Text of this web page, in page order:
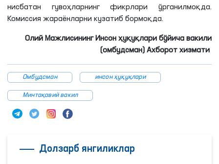
нисбатан гувоҳларнинг фикрлари ўрганилмоқда.
Комиссия жараёнларни кузатиб бормоқда.
Олий Мажлисининг Инсон ҳуқуқлари бўйича вакили
(омбудсман) Ахборот хизмати
Омбудсман инсон ҳуқуқлари
Минтақавий вакил
Долзарб янгиликлар